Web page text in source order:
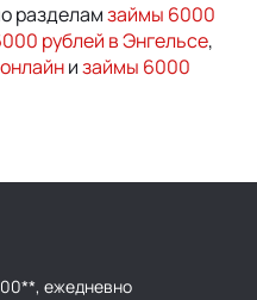
разделамзаймы 6000
рублей в Энгельсе,
изаймы 6000
ежедневно